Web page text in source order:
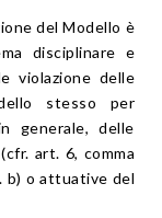
del Modello è
disciplinare e
violazione delle
stesso per
generale, delle
art. 6, comma
b) o attuative del